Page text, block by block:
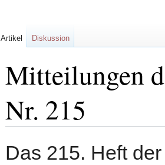
Mitteilungen
Nr. 215
Navigation
Suche
Das 215. Heft der
Artikel Diskussion